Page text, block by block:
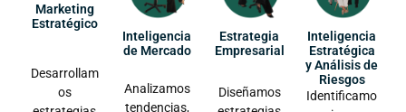
Marketing
Estratégico
Desarrollam
os
Inteligencia
de Mercado
Analizamos
tendencias,
Estrategia
Empresarial
Diseñamos
Inteligencia
Estratégica
y Análisis de
Riesgos
Identificamo